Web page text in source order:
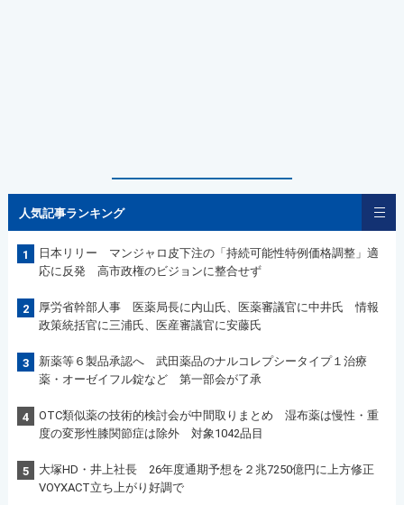
人気記事ランキング
1
日本リリー マンジャロ皮下注の「持続可能性特例価格調整」適
応に反発 高市政権のビジョンに整合せず
2
厚労省幹部人事 医薬局長に内山氏、医薬審議官に中井氏 情報
政策統括官に三浦氏、医産審議官に安藤氏
3
新薬等６製品承認へ 武田薬品のナルコレプシータイプ１治療
薬・オーゼイフル錠など 第一部会が了承
4
OTC類似薬の技術的検討会が中間取りまとめ 湿布薬は慢性・重
度の変形性膝関節症は除外 対象1042品目
5
大塚HD・井上社長 26年度通期予想を２兆7250億円に上方修正
VOYXACT立ち上がり好調で